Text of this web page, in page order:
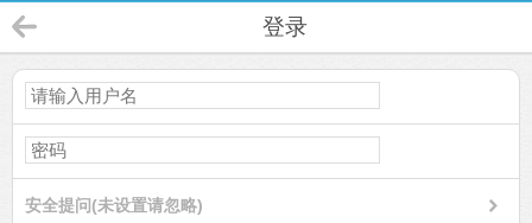
登录
安全提问(未设置请忽略)